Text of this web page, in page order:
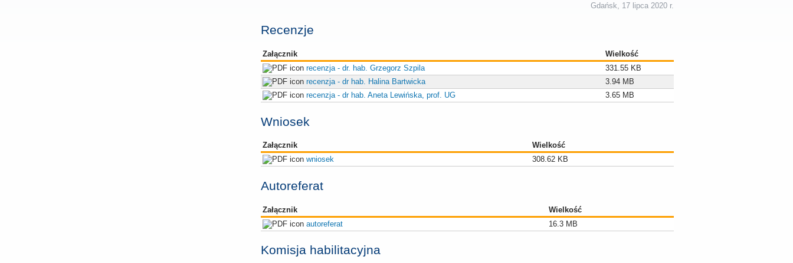
Gdańsk, 17 lipca 2020 r.
Recenzje
Załącznik
Wielkość
recenzja - dr. hab. Grzegorz Szpila
331.55 KB
recenzja - dr hab. Halina Bartwicka
3.94 MB
recenzja - dr hab. Aneta Lewińska, prof. UG
3.65 MB
Wniosek
Załącznik
Wielkość
wniosek
308.62 KB
Autoreferat
Załącznik
Wielkość
autoreferat
16.3 MB
Komisja habilitacyjna